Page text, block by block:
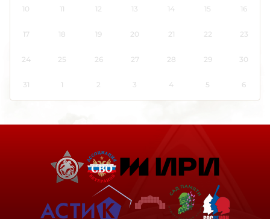
Кировская область
Краснодарский край
Курская область
Липецкая область
Луганская Народная Республика
Магаданская область
Марий Эл
10 11 12 13 14 15 16
17 18 19 20 21 22 23
24 25 26 27 28 29 30
31 1 2 3 4 5 6